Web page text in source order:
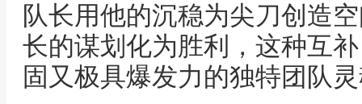
队长用他的沉稳为尖刀创造
长的谋划化为胜利，这种互
固又极具爆发力的独特团队